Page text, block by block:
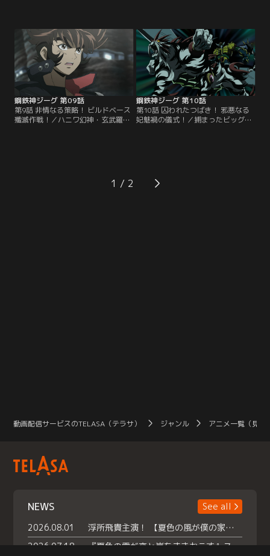
ったが、常識を遥かに上回る高重圧
反応に調査隊を差し向けることを躊
躇していた。だが、高千穂の高重圧
反応が突然収まり、美和は調査を決
断する。【提供：バンダイチャンネ
ル】
は、ジーグヘッドから銅鐸を取り出
そうとするが取り出せない。二つの
銅鐸を共鳴させることにより、取り
出せるに違いないと考えた壱鬼馬
は、ハニワ幻神・徒鼻羅で剣児が乗
るジーグの銅鐸を狙い…。【提供：
バンダイチャンネル】
鋼鉄神ジーグ 第09話
第9話 非情なる策略！ ビルドベース
殲滅作戦！／ハニワ幻神・玄武羅で
うとしていたのだ。防御力の高い玄
武羅に苦戦しながらも、アースパー
鋼鉄神ジーグ 第10話
第10話 囚われたつばき！ 邪悪なる
妃魅禍の儀式！／捕まったビッグシ
んな中、壱鬼馬は邪魔大王国の奥
義・万象羅偶を発動させる。だがそ
1
動画配信サービスのTELASA（テラサ） ジャンル アニメ一覧（見放
NEWS
See all
2026.08.01
浮所飛貴主演！ 【夏色の風が僕の家にやってきた】 本日よりテラサで独占配信スタート！
2026.07.18
『夏色の雲が恋と嵐をまきおこす』スペシャルメイキング 【Part1】2026年７月18日（土）23時30分～配信スタート！話題のシーンの裏側を大公開！豪華キャスト大集合！ 『武宮家 真夏の家族会議』開催！